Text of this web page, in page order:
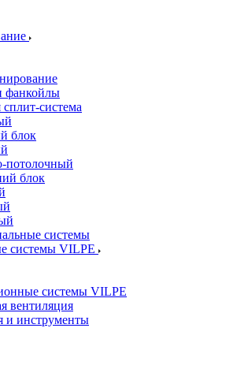
фанкойлы
система
блок
потолочный
блок
системы
системы VILPE
системы VILPE
вентиляция
и инструменты